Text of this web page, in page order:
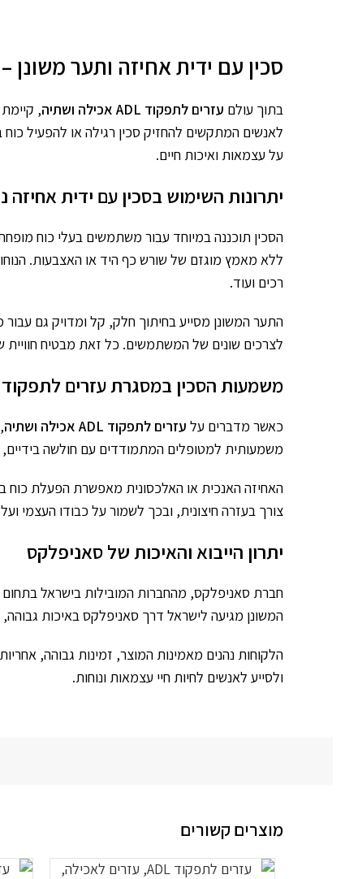
סכין עם ידית אחיזה ותער משונן
בתוך עולם עזרים לתפקוד ADL אכילה ושתיה
,
לאנשים המתקשים להחזיק סכין רגילה או להפעיל כוח
על עצמאות ואיכות חיים.
יתרונות השימוש בסכין עם ידית אחיזה
הסכין תוכננה במיוחד עבור משתמשים בעלי כוח
ללא מאמץ מוגזם של שורש כף היד או האצבעות.
רכים ועוד.
התער המשונן מסייע בחיתוך חלק, קל ומדויק גם
לצרכים שונים של המשתמשים. כל זאת מבטיח חוויית
משמעות הסכין במסגרת עזרים לתפקוד ADL אכילה ושתיה
כאשר מדברים על עזרים לתפקוד ADL אכילה ושתיה
משמעותית למטופלים המתמודדים עם חולשה
האחיזה האנכית או האלכסונית מאפשרת הפעלת
צורך בעזרה חיצונית, ובכך לשמור על כבודו העצמי
יתרון הייבוא והאיכות של סאניפלקס
חברת סאניפלקס, מהחברות המובילות בישראל בתחום
המשונן מגיעה לישראל דרך סאניפלקס באיכות
הלקוחות נהנים מאמינות המוצר, זמינות גבוהה,
ולסייע לאנשים לחיות חיי עצמאות ונוחות.
מוצרים קשורים